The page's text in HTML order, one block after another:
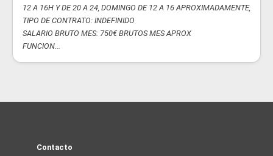
12 A 16H Y DE 20 A 24, DOMINGO DE 12 A 16 APROXIMADAMENTE,
TIPO DE CONTRATO: INDEFINIDO
SALARIO BRUTO MES: 750€ BRUTOS MES APROX
FUNCION...
Contacto